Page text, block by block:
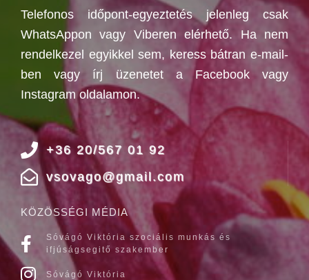
Telefonos időpont-egyeztetés jelenleg csak
WhatsAppon vagy Viberen elérhető. Ha nem
rendelkezel egyikkel sem, keress bátran e-mail-
ben vagy írj üzenetet a Facebook vagy
Instagram oldalamon.
+36 20/567 01 92
vsovago@gmail.com
KÖZÖSSÉGI MÉDIA
Sóvágó Viktória szociális munkás és
ifjúságsegitő szakember
Sóvágó Viktória